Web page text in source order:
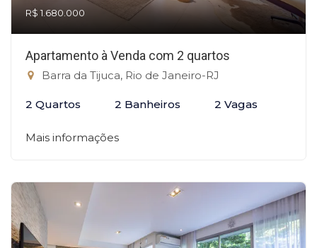
R$ 1.680.000
Apartamento à Venda com 2 quartos
Barra da Tijuca, Rio de Janeiro-RJ
2 Quartos 2 Banheiros 2 Vagas
Mais informações